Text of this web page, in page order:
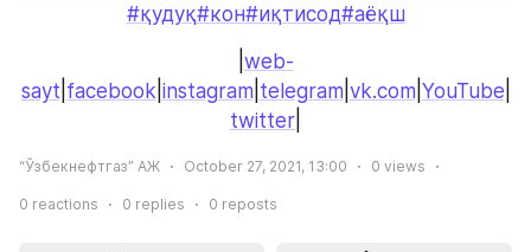
#қудуқ#кон#иқтисод#аёқш
web-
sayt facebook instagram telegram vk.com YouTube
twitter
“Ўзбекнефтгаз” АЖ October 27, 2021, 13:00 0 views
0 reactions 0 replies 0 reposts